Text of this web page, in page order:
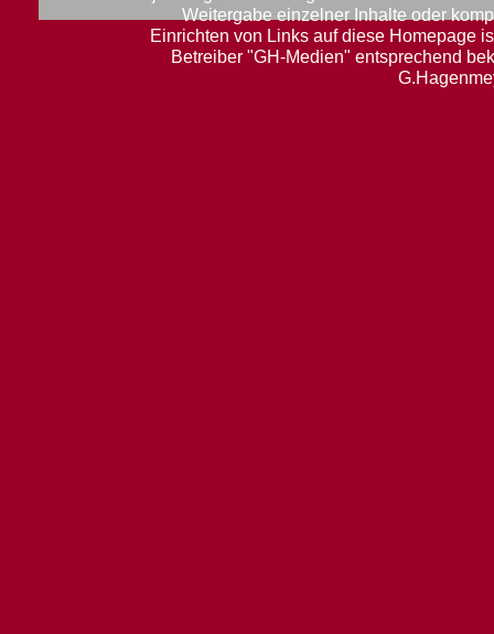
Weitergabe einzelner Inhalte oder
Einrichten von Links auf diese Homepage
Betreiber "GH-Medien" entsprechend